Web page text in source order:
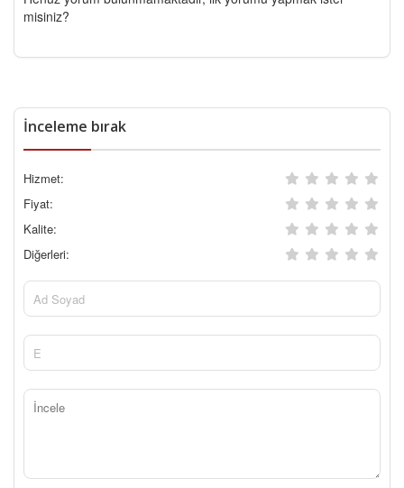
misiniz?
İnceleme bırak
Hizmet:
Fiyat:
Kalite:
Diğerleri: